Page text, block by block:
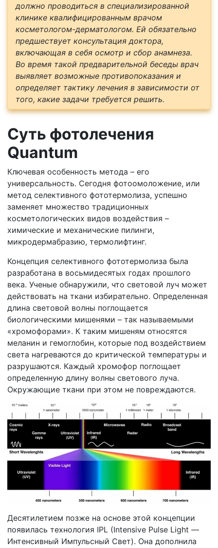
должно проводиться в специализированной
клинике квалифицированным врачом
косметологом-дерматологом. Ей обязательно
предшествует консультация доктора,
включающая в себя осмотр и сбор анамнеза.
Во время такой предварительной беседы врач
выявляет возможные противопоказания и
определяет тактику лечения в зависимости от
того, какие задачи требуется решить.
Суть фотолечения
Quantum
Ключевая особенность метода – его
универсальность. Сегодня фотоомоложение, или
метод селективного фототермолиза, успешно
заменяет множество традиционных
косметологических видов воздействия –
химические и механические пилинги,
микродермабразию, термолифтинг.
Концепция селективного фототермолиза была
разработана в восьмидесятых годах прошлого
века. Ученые обнаружили, что световой луч может
действовать на ткани избирательно. Определенная
длина световой волны поглощается
биологическими мишенями – так называемыми
«хромофорами». К таким мишеням относятся
меланин и гемоглобин, которые под воздействием
света нагреваются до критической температуры и
разрушаются. Каждый хромофор поглощает
определенную длину волны светового луча.
Окружающие ткани при этом не повреждаются.
Десятилетием позже на основе этой концепции
появилась технология IPL (Intensive Pulse Light —
Интенсивный Импульсный Свет). Она дополнила